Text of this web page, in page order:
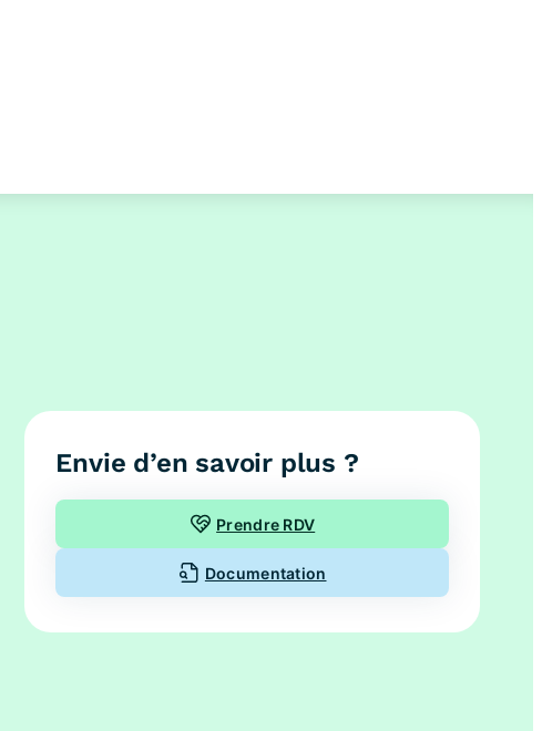
Envie d’en savoir plus ?
Prendre RDV
Documentation